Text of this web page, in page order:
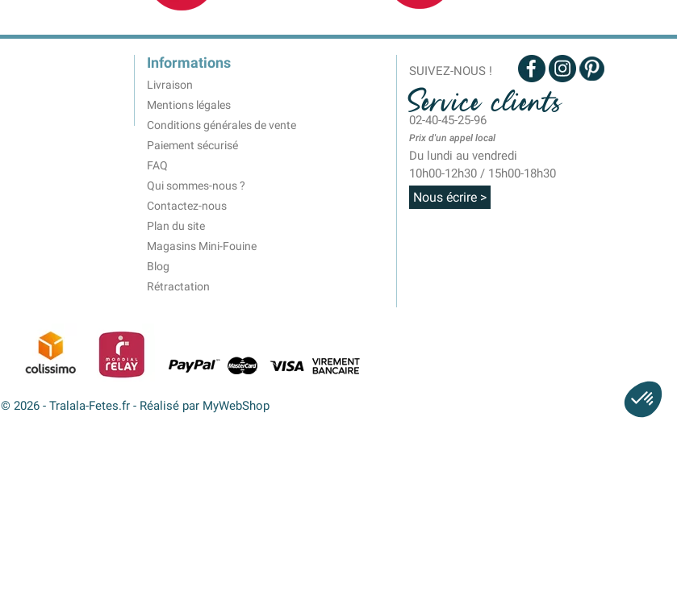
Informations
Livraison
Mentions légales
Conditions générales de vente
Paiement sécurisé
FAQ
Qui sommes-nous ?
Contactez-nous
Plan du site
Magasins Mini-Fouine
Blog
Rétractation
SUIVEZ-NOUS !
Service clients
02-40-45-25-96
Prix d'un appel local
Du lundi au vendredi
10h00-12h30 / 15h00-18h30
Nous écrire >
© 2026 - Tralala-Fetes.fr - Réalisé par MyWebShop